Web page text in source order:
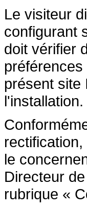
Le visiteur
configurant
doit vérifier
présent site
l'installation.
le
Directeur
rubrique «